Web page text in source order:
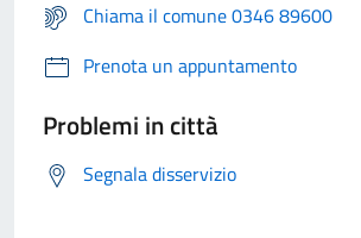
Chiama il comune 0346 89600
Prenota un appuntamento
Problemi in città
Segnala disservizio